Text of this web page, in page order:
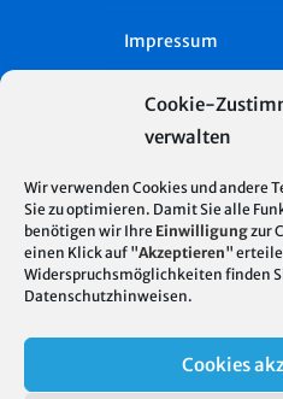
Cookie-
verwalten
Wir verwenden Cookies und andere
Sie zu optimieren. Damit Sie alle
benötigen wir Ihre Einwilligungzur
einen Klick auf "Akzeptieren"
Widerspruchsmöglichkeiten finden
Datenschutzhinweisen.
Cookies
Impressum
Datenschutz
Intern